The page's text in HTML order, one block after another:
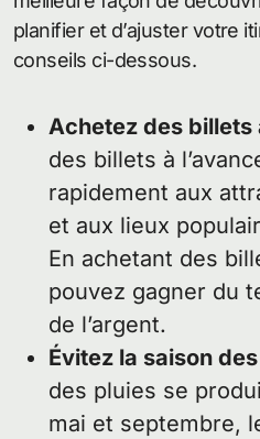
planifier et d’ajuster votre
conseils ci-dessous.
Achetez des billets
des billets à
rapidement aux
et aux lieux
En achetant des
pouvez gagner du
de l’argent.
Évitez la saison
des pluies se
mai et septembre,